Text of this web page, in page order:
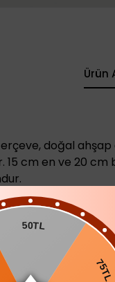
Ürün
doğal ahşap
15 cm en ve 20
tarzına uyum
Doğal
kullanım sunar.
olarak tercih
50TL
75TL